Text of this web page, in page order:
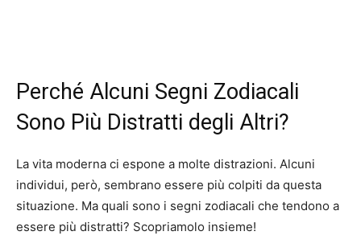
Perché Alcuni Segni Zodiacali
Sono Più Distratti degli Altri?
La vita moderna ci espone a molte distrazioni. Alcuni
individui, però, sembrano essere più colpiti da questa
situazione. Ma quali sono i segni zodiacali che tendono a
essere più distratti? Scopriamolo insieme!